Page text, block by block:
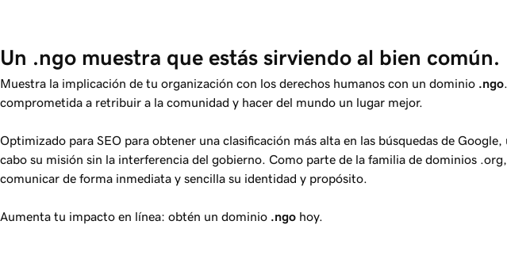
Un .ngo muestra que estás sirviendo al bien común.
Muestra la implicación de tu organización con los derechos humanos con un dominio .ngo
comprometida a retribuir a la comunidad y hacer del mundo un lugar mejor.
Optimizado para SEO para obtener una clasificación más alta en las búsquedas de Google,
cabo su misión sin la interferencia del gobierno. Como parte de la familia de dominios .org,
comunicar de forma inmediata y sencilla su identidad y propósito.
Aumenta tu impacto en línea: obtén un dominio .ngo hoy.